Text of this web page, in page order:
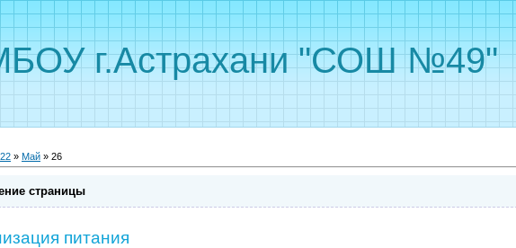
г.Астрахани "СОШ №49"
» Май » 26
страницы
питания